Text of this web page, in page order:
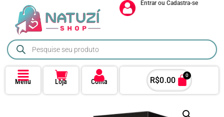
Entrar ou Cadastra-se
Menu Loja Conta R$0.00 0